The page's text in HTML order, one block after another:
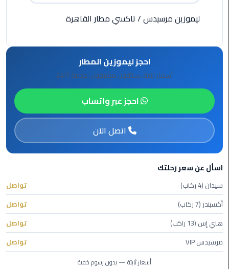
اسكندرية
تاكسي
مطار
برج
العرب
الدولي
تاكسي
لندن
ليموزين
مطار
برج
العرب
الي
مرسي
ليموزين مرسيدس/تاكسي مطار القاهرة
احجز ليموزين المطار
أسعار ثابتة، سائقون محترفون، خدمة 24/7
احجز عبر واتساب
اتصل الآن
اسأل عن سعر رحلتك
سيدان (4 ركاب)
تواصل
أكسبندر (7 ركاب)
تواصل
هاي إس (13 راكب)
تواصل
مرسيدس VIP
تواصل
أسعار ثابتة — بدون رسوم خفية